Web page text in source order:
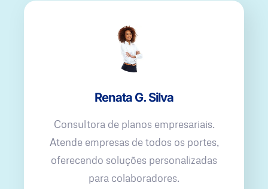
Renata G. Silva
Consultora de planos empresariais.
Atende empresas de todos os portes,
oferecendo soluções personalizadas
para colaboradores.